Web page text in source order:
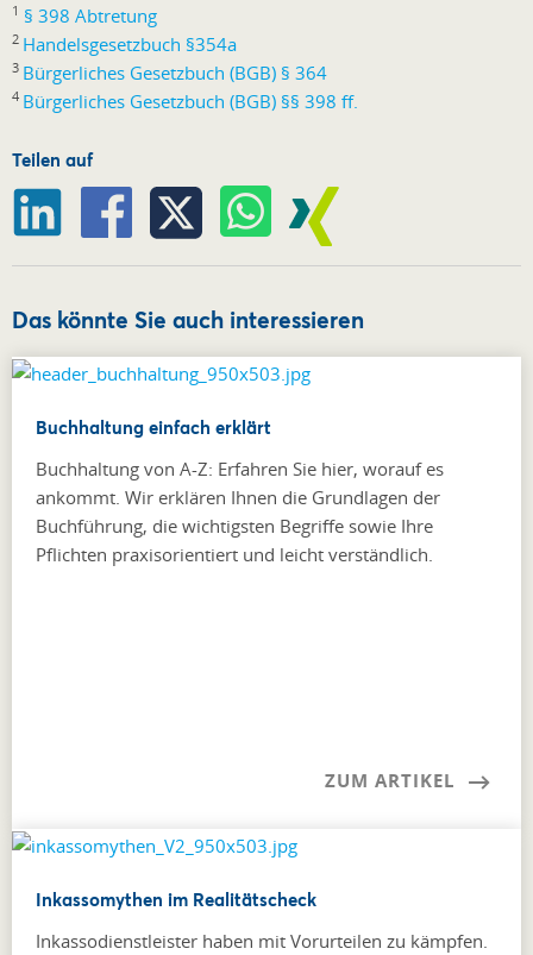
1 § 398 Abtretung
2 Handelsgesetzbuch §354a
3 Bürgerliches Gesetzbuch (BGB) § 364
4 Bürgerliches Gesetzbuch (BGB) §§ 398 ff.
Teilen auf
Das könnte Sie auch interessieren
Buchhaltung einfach erklärt
Buchhaltung von A-Z: Erfahren Sie hier, worauf es
ankommt. Wir erklären Ihnen die Grundlagen der
Buchführung, die wichtigsten Begriffe sowie Ihre
Pflichten praxisorientiert und leicht verständlich.
ZUM ARTIKEL
Inkassomythen im Realitätscheck
Inkassodienstleister haben mit Vorurteilen zu kämpfen.